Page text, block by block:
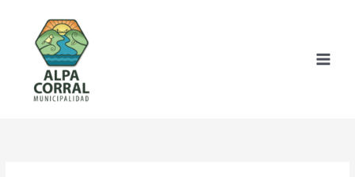
contenido